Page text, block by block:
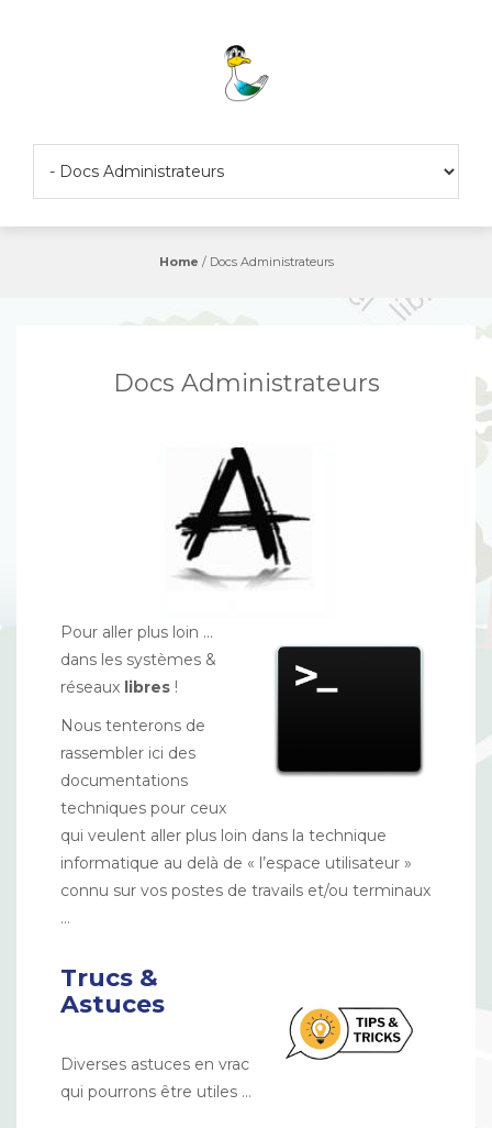
Home / Docs Administrateurs
Docs Administrateurs
Pour aller plus loin …
dans les systèmes &
réseaux libres !
Nous tenterons de
rassembler ici des
documentations
techniques pour ceux
qui veulent aller plus loin dans la technique
informatique au delà de « l’espace utilisateur »
connu sur vos postes de travails et/ou terminaux
…
Trucs &
Astuces
Diverses astuces en vrac
qui pourrons être utiles …